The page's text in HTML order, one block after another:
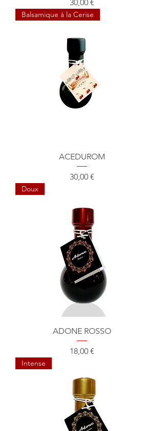
30,00 €
Balsamique à la Cerise
ACEDUROM
Prix
30,00 €
Doux
ADONE ROSSO
Prix
18,00 €
Intense